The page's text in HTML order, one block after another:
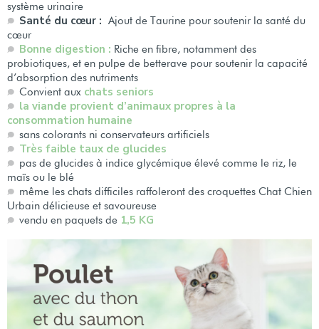
système urinaire
Santé du cœur : Ajout de Taurine pour soutenir la santé du
cœur
Bonne digestion : Riche en fibre, notamment des
probiotiques, et en pulpe de betterave pour soutenir la capacité
d’absorption des nutriments
Convient aux chats seniors
la viande provient d’animaux propres à la
consommation humaine
sans colorants ni conservateurs artificiels
Très faible taux de glucides
pas de glucides à indice glycémique élevé comme le riz, le
maïs ou le blé
même les chats difficiles raffoleront des croquettes Chat Chien
Urbain délicieuse et savoureuse
vendu en paquets de 1,5 KG